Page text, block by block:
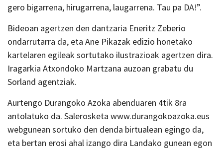
gero bigarrena, hirugarrena, laugarrena. Tau pa DA!”.
Bideoan agertzen den dantzaria Eneritz Zeberio
ondarrutarra da, eta Ane Pikazak edizio honetako
kartelaren egileak sortutako ilustrazioak agertzen dira.
Iragarkia Atxondoko Martzana auzoan grabatu du
Sorland agentziak.
Aurtengo Durangoko Azoka abenduaren 4tik 8ra
antolatuko da. Salerosketa www.durangokoazoka.eus
webgunean sortuko den denda birtualean egingo da,
eta bertan erosi ahal izango dira Landako gunean egon